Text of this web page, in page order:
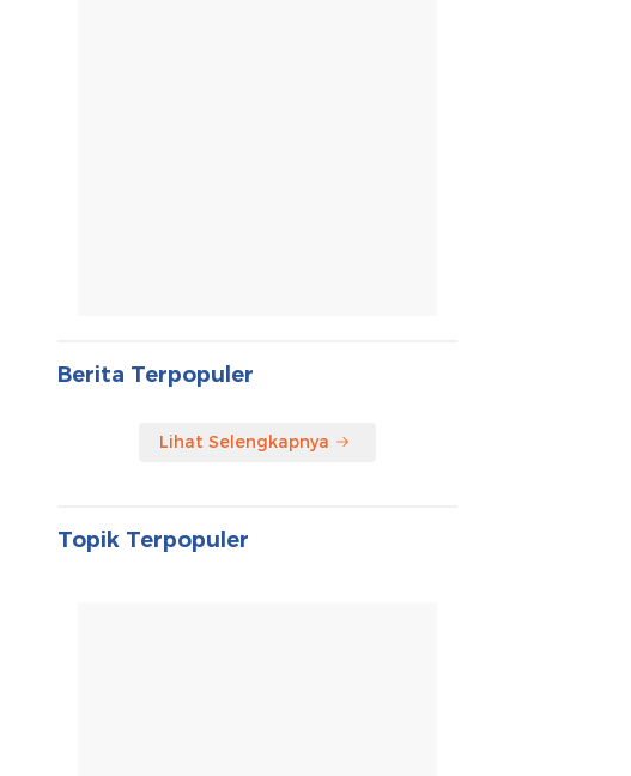
Berita Terpopuler
Lihat Selengkapnya
Topik Terpopuler